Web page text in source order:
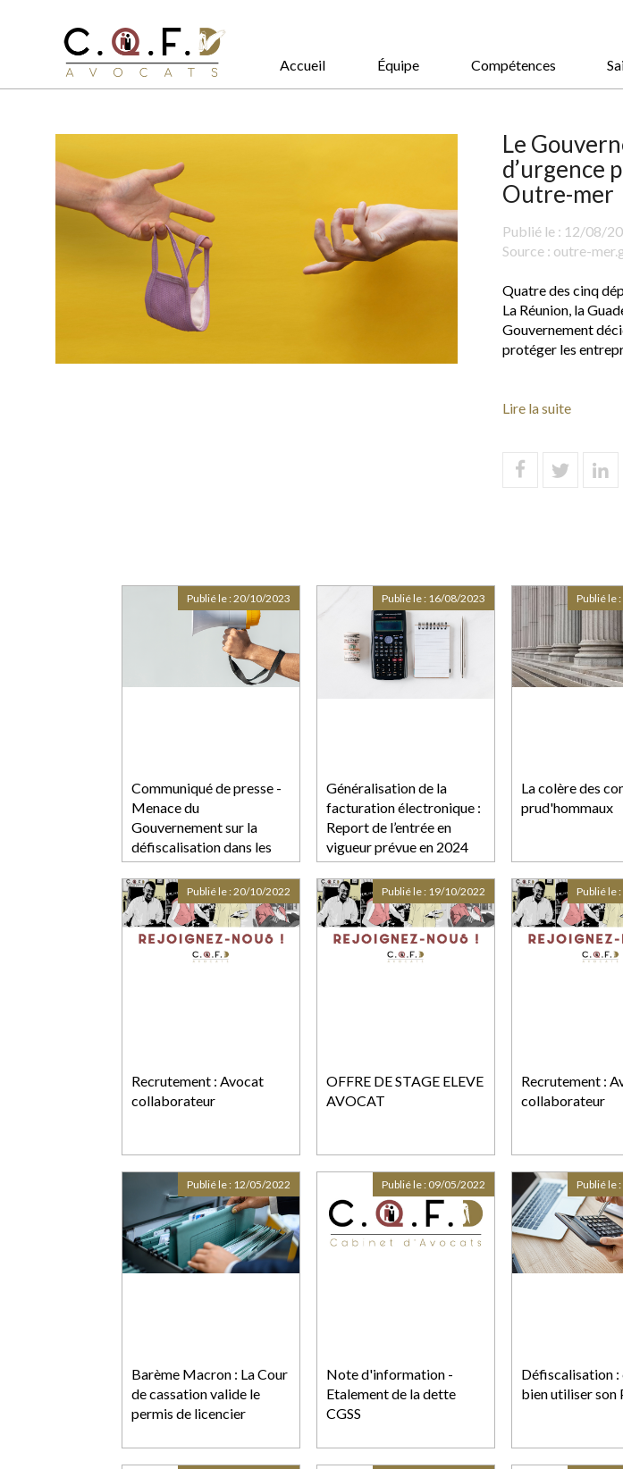
Accueil Équipe Compétences
Le
d’urgence
Outre-mer
Publié le : 12/08/
Source : outre-
Quatre des cinq
La Réunion, la
Gouvernement
protéger les
Lire la suite
Communiqué de presse -
Menace du
Gouvernement sur la
défiscalisation dans les
outremers
Publié le :20/10/2023
Généralisation de la
facturation électronique :
Report de l’entrée en
vigueur prévue en 2024
Publié le : 16/08/2023
La colère des
prud'hommaux
Publié le :
Recrutement : Avocat
collaborateur
Publié le :20/10/2022
OFFRE DE STAGE ELEVE
AVOCAT
Publié le : 19/10/2022
Recrutement :
collaborateur
Publié le :
Barème Macron : La Cour
de cassation valide le
permis de licencier
Publié le : 12/05/2022
Note d'information -
Etalement de la dette
CGSS
Publié le : 09/05/2022
Défiscalisation
bien utiliser son
Publié le :